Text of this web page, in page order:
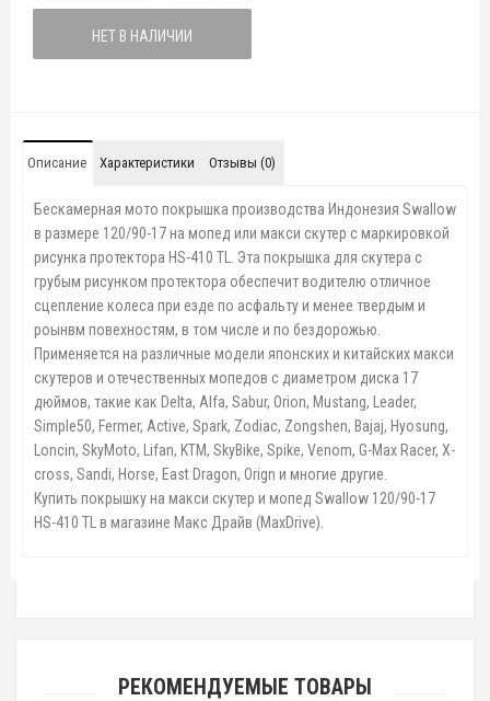
НЕТ В НАЛИЧИИ
Описание Характеристики Отзывы (0)
Бескамерная мото покрышка производства Индонезия Swallow
в размере 120/90-17 на мопед или макси скутер с маркировкой
рисунка протектора HS-410 TL. Эта покрышка для скутера с
грубым рисунком протектора обеспечит водителю отличное
сцепление колеса при езде по асфальту и менее твердым и
роынвм повехностям, в том числе и по бездорожью.
Применяется на различные модели японских и китайских макси
скутеров и отечественных мопедов с диаметром диска 17
дюймов, такие как Delta, Alfa, Sabur, Orion, Mustang, Leader,
Simple50, Fermer, Active, Spark, Zodiac, Zongshen, Bajaj, Hyosung,
Loncin, SkyMoto, Lifan, KTM, SkyBike, Spike, Venom, G-Max Racer, X-
cross, Sandi, Horse, East Dragon, Orign и многие другие.
Купить покрышку на макси скутер и мопед Swallow 120/90-17
HS-410 TL в магазине Макс Драйв (MaxDrive).
РЕКОМЕНДУЕМЫЕ ТОВАРЫ